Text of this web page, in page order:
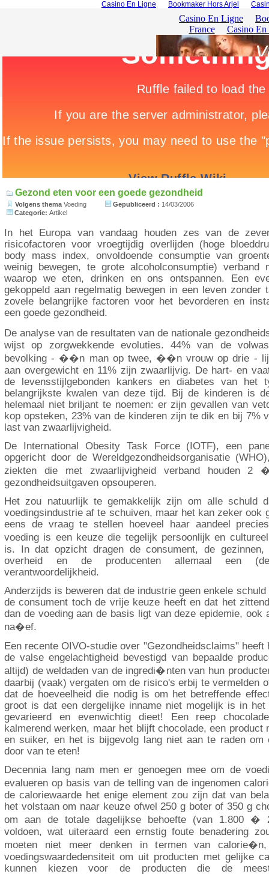
Casino En Ligne Bookmaker Hors Arjel
Gezond eten voor een goede gezondheid
Volgens thema Voeding Gepubliceerd : 14/03/2006
Categorie: Artikel
In het Europa van vandaag houden zes van de
risicofactoren voor vroegtijdig overlijden (hoge
body mass index, onvoldoende consumptie van
weinig bewegen, te grote alcoholconsumptie) verband
waarop we eten, drinken en ons ontspannen. Een
gekoppeld aan regelmatig bewegen in een leven zonder
zovele belangrijke factoren voor het bevorderen en
een goede gezondheid.
De analyse van de resultaten van de nationale
wijst op zorgwekkende evoluties. 44% van de
bevolking - ��n man op twee, ��n vrouw op drie -
aan overgewicht en 11% zijn zwaarlijvig. De hart- en
de levensstijlgebonden kankers en diabetes van het
belangrijkste kwalen van deze tijd. Bij de kinderen is
helemaal niet briljant te noemen: er zijn gevallen van
kop opsteken, 23% van de kinderen zijn te dik en bij 7%
last van zwaarlijvigheid.
De International Obesity Task Force (IOTF), een
opgericht door de Wereldgezondheidsorganisatie
ziekten die met zwaarlijvigheid verband houden
gezondheidsuitgaven opsouperen.
Het zou natuurlijk te gemakkelijk zijn om alle schuld
voedingsindustrie af te schuiven, maar het kan zeker ook
eens de vraag te stellen hoeveel haar aandeel
voeding is een keuze die tegelijk persoonlijk en
is. In dat opzicht dragen de consument, de
overheid en de producenten allemaal een
verantwoordelijkheid.
Anderzijds is beweren dat de industrie geen enkele
de consument toch de vrije keuze heeft en dat het
dan de voeding aan de basis ligt van deze epidemie, ook
na�ef.
Een recente OIVO-studie over "Gezondheidsclaims" heeft
de valse engelachtigheid bevestigd van bepaalde
altijd) de weldaden van de ingredi�nten van hun
daarbij (vaak) vergaten om de risico's erbij te vermelden
dat de hoeveelheid die nodig is om het betreffende
groot is dat een dergelijke inname niet mogelijk is in het
gevarieerd en evenwichtig dieet! Een reep
kalmerend werken, maar het blijft chocolade, een product
en suiker, en het is bijgevolg lang niet aan te raden om
door van te eten!
Decennia lang nam men er genoegen mee om de
evalueren op basis van de telling van de ingenomen
de caloriewaarde het enige element zou zijn dat van
het volstaan om naar keuze ofwel 250 g boter of 350 g
om aan de totale dagelijkse behoefte (van 1.800 �
voldoen, wat uiteraard een ernstig foute benadering
moeten niet meer denken in termen van
voedingswaardedensiteit om uit producten met gelijke
kunnen kiezen voor de producten die de